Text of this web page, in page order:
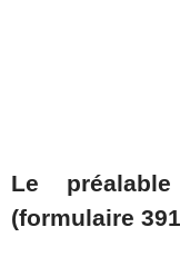
Le
(formulaire